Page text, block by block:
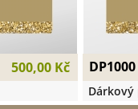
500,00 Kč DP1000
Dárkový